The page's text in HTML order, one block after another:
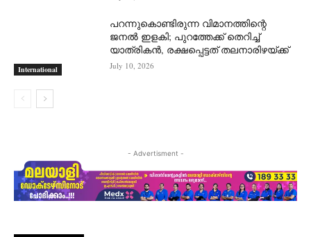
International
പറന്നുകൊണ്ടിരുന്ന വിമാനത്തിന്റെ
ജനൽ ഇളകി; പുറത്തേക്ക് തെറിച്ച്
യാത്രികൻ, രക്ഷപ്പെട്ടത് തലനാരിഴയ്ക്ക്
July 10, 2026
- Advertisment -